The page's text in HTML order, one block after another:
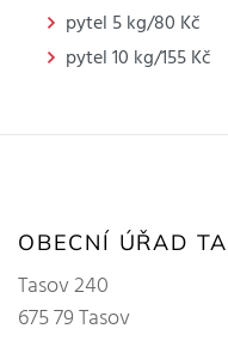
pytel 5 kg/80 Kč
pytel 10 kg/155 Kč
OBECNÍ ÚŘAD
Tasov 240
675 79 Tasov